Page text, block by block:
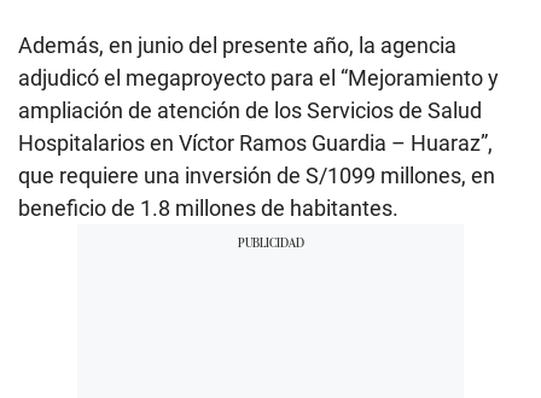
Además, en junio del presente año, la agencia
adjudicó el megaproyecto para el “Mejoramiento y
ampliación de atención de los Servicios de Salud
Hospitalarios en Víctor Ramos Guardia – Huaraz”,
que requiere una inversión de S/1099 millones, en
beneficio de 1.8 millones de habitantes.